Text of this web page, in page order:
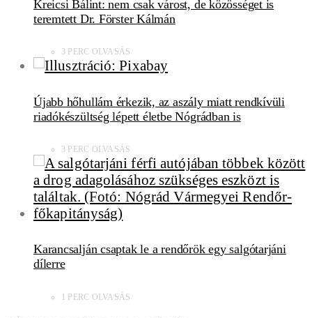
Kreicsi Bálint: nem csak várost, de közösséget is
teremtett Dr. Förster Kálmán
3 PERC OLVASÁS
Újabb hőhullám érkezik, az aszály miatt rendkívüli
riadókészültség lépett életbe Nógrádban is
3 PERC OLVASÁS
Karancsalján csaptak le a rendőrök egy salgótarjáni
dílerre
1 PERC OLVASÁS